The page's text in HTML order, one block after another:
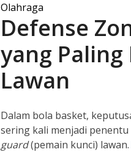
Olahraga
Defense
yang
Lawan
Dalam bola basket,
sering kali menjadi
guard(pemain kunci) lawan.